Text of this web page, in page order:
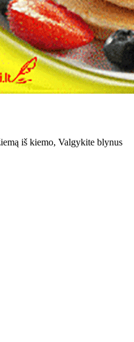
iš kiemo, Valgykite blynus